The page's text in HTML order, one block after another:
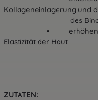
Kollageneinlagerung und
des
• erhöhen den
Elastizität der Haut
ZUTATEN: